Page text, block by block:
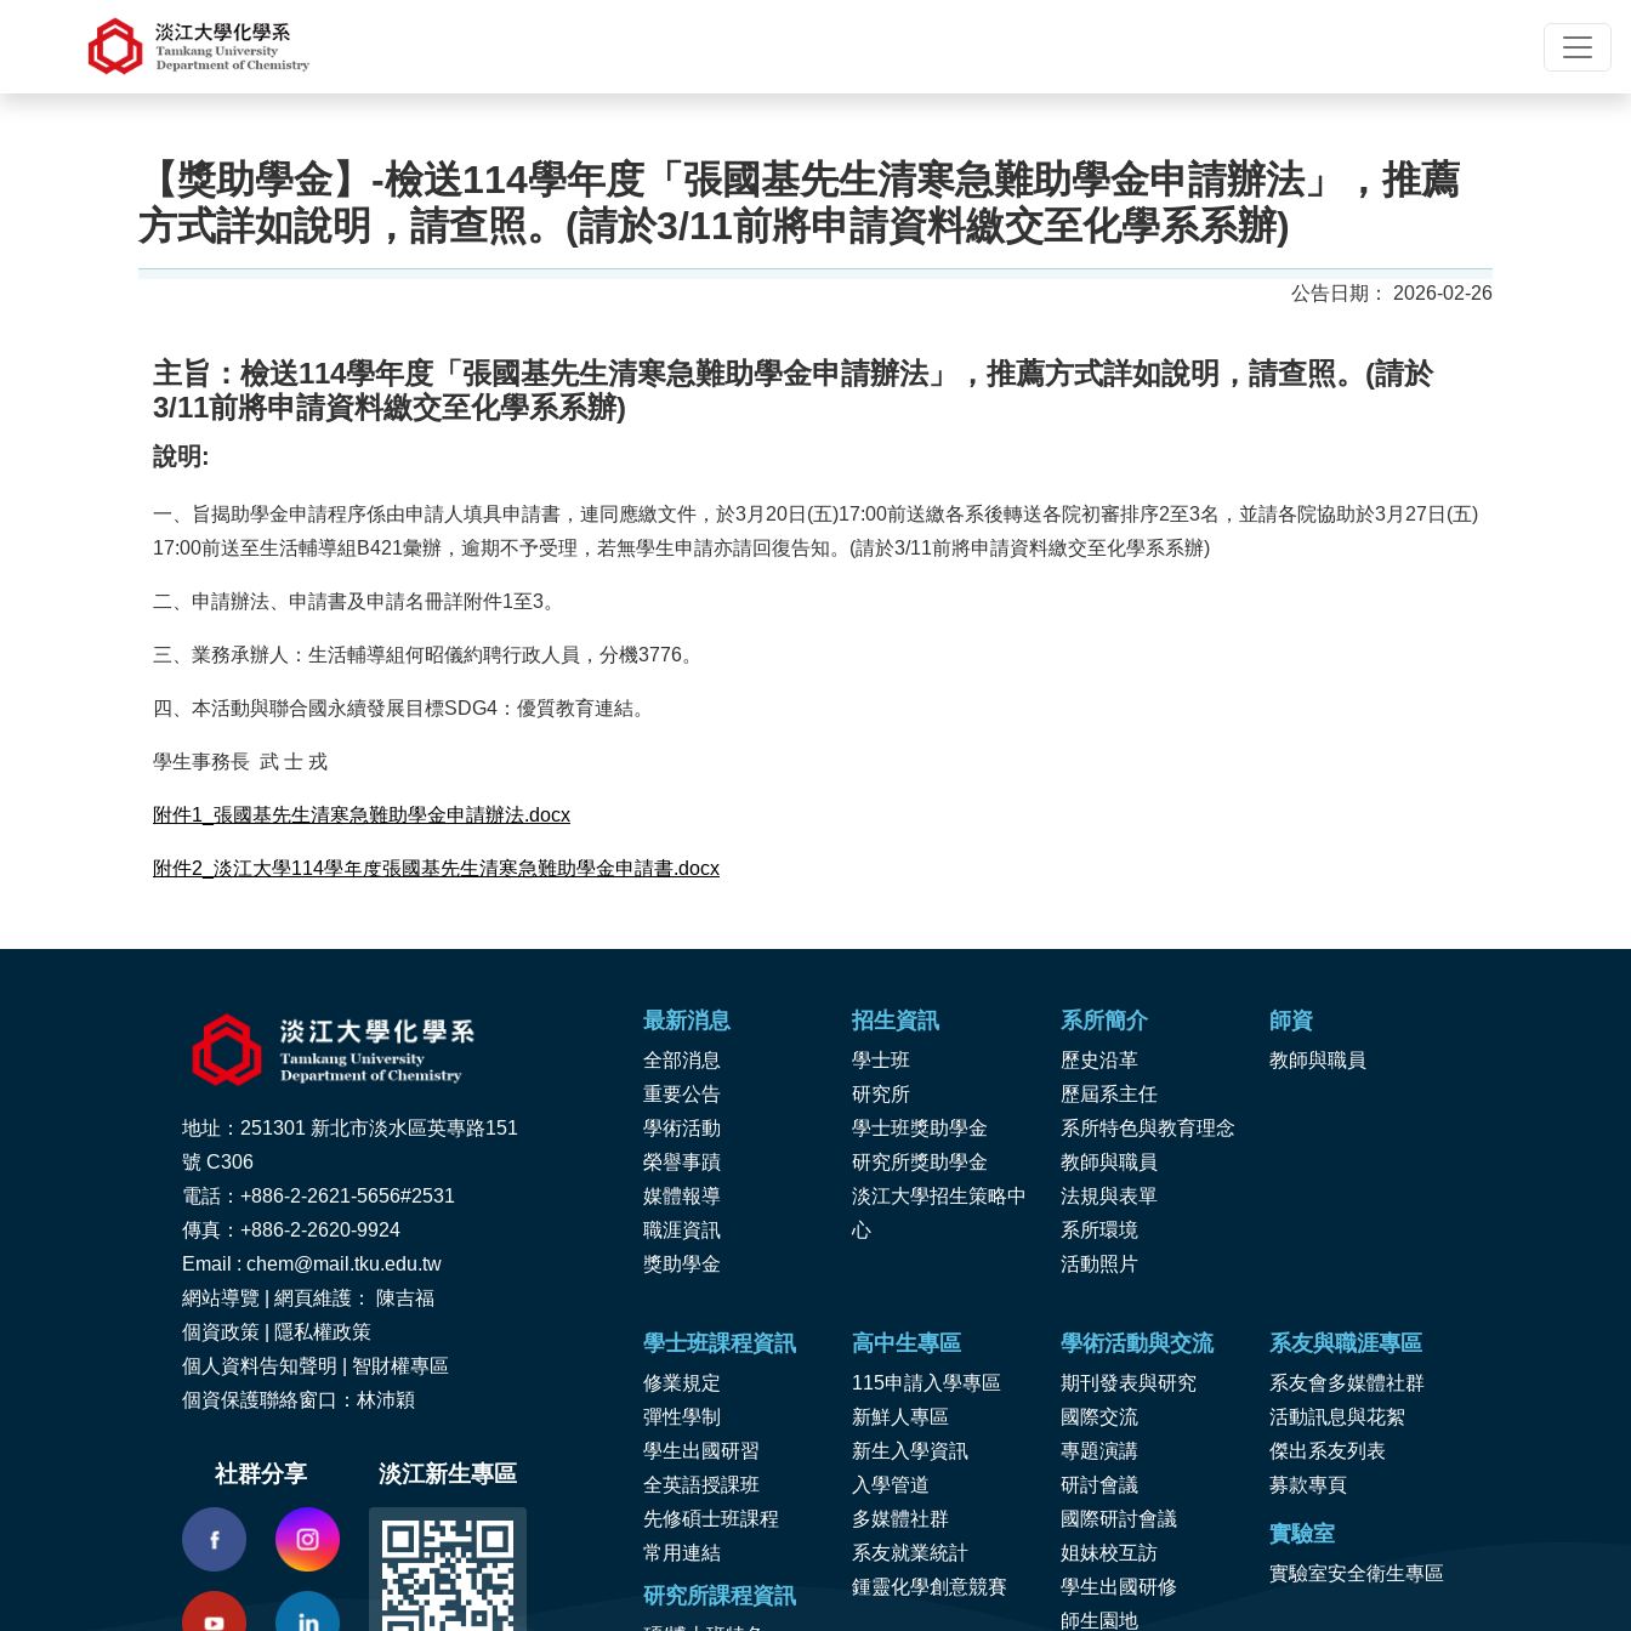
【獎助學金】-檢送114學年度「張國基先生清寒急難助學金申請辦法」，推薦
方式詳如說明，請查照。(請於3/11前將申請資料繳交至化學系系辦)
2026-02-26
主旨： 檢送114學年度「張國基先生清寒急難助學金申請辦法」，推薦方式詳如說明，請查照。 (請於
3/11前將申請資料繳交至化學系系辦)
說明:
一、旨揭助學金申請程序係由申請人填具申請書，連同應繳文件，於3月20日(五)17:00前送繳各系後轉送各院初審排序2至3名，並請各院協助於3月27日(五)
17:00前送至生活輔導組B421彙辦，逾期不予受理，若無學生申請亦請回復告知。(請於3/11前將申請資料繳交至化學系系辦)
二、申請辦法、申請書及申請名冊詳附件1至3。
三、業務承辦人：生活輔導組何昭儀約聘行政人員，分機3776。
四、本活動與聯合國永續發展目標SDG4：優質教育連結。
學生事務長 武 士 戎
附件1_張國基先生清寒急難助學金申請辦法.docx
附件2_淡江大學114學年度張國基先生清寒急難助學金申請書.docx
地址：251301 新北市淡水區英專路151
號 C306
電話：+886-2-2621-5656#2531
傳真：+886-2-2620-9924
Email : chem@mail.tku.edu.tw
網站導覽 | 網頁維護： 陳吉福
個資政策
隱私權政策
個人資料告知聲明
智財權專區
個資保護聯絡窗口：林沛穎
社群分享 淡江新生專區
最新消息
全部消息
重要公告
學術活動
榮譽事蹟
媒體報導
職涯資訊
獎助學金
招生資訊
學士班
研究所
學士班獎助學金
研究所獎助學金
淡江大學招生策略中
心
系所簡介
歷史沿革
歷屆系主任
系所特色與教育理念
教師與職員
法規與表單
系所環境
活動照片
師資
教師與職員
學士班課程資訊
修業規定
彈性學制
學生出國研習
全英語授課班
先修碩士班課程
常用連結
研究所課程資訊
高中生專區
115申請入學專區
新鮮人專區
新生入學資訊
入學管道
多媒體社群
系友就業統計
鍾靈化學創意競賽
學術活動與交流
期刊發表與研究
國際交流
專題演講
研討會議
國際研討會議
姐妹校互訪
學生出國研修
師生園地
系友與職涯專區
系友會多媒體社群
活動訊息與花絮
傑出系友列表
募款專頁
實驗室
實驗室安全衛生專區